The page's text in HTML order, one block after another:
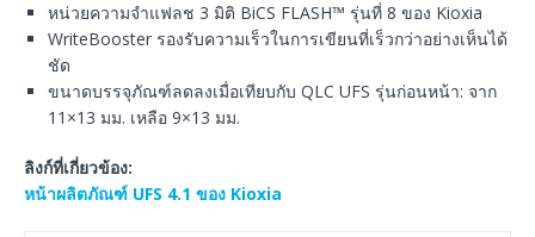
หน่วยความจำแฟลช 3 มิติ BiCS FLASH™ รุ่นที่ 8 ของ Kioxia
WriteBooster รองรับความเร็วในการเขียนที่เร็วกว่าอย่างเห็นได้
ชัด
ขนาดบรรจุภัณฑ์ลดลงเมื่อเทียบกับ QLC UFS รุ่นก่อนหน้า: จาก
11×13 มม. เหลือ 9×13 มม.
ลิงก์ที่เกี่ยวข้อง:
หน้าผลิตภัณฑ์ UFS 4.1 ของ Kioxia